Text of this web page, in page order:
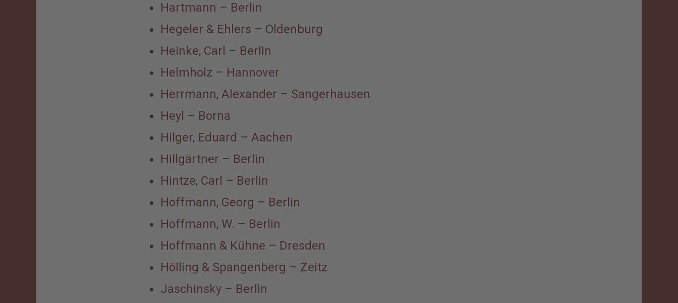
Hartmann – Berlin
Hegeler & Ehlers – Oldenburg
Heinke, Carl – Berlin
Helmholz – Hannover
Herrmann, Alexander – Sangerhausen
Heyl – Borna
Hilger, Eduard – Aachen
Hillgärtner – Berlin
Hintze, Carl – Berlin
Hoffmann, Georg – Berlin
Hoffmann, W. – Berlin
Hoffmann & Kühne – Dresden
Hölling & Spangenberg – Zeitz
Jaschinsky – Berlin